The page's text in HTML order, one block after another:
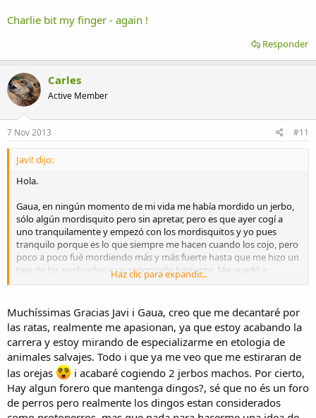
Charlie bit my finger - again !
Responder
Carles
Active Member
7 Nov 2013 #11
Javi! dijo:
Hola.
Gaua, en ningún momento de mi vida me había mordido un jerbo,
sólo algún mordisquito pero sin apretar, pero es que ayer cogí a
uno tranquilamente y empezó con los mordisquitos y yo pues
tranquilo porque es lo que siempre me hacen cuando los cojo, pero
poco a poco fué mordiendo más y más fuerte hasta que me hizo un
tajo de los profundos y yo sangrando bastante. Me quedé a
cuadros porque el bicho estaba tan tranquilo por mis manos y no
vino a la cabeza al momento
Charlie bit my finger - again !
Haz clic para expandir...
Muchíssimas Gracias Javi i Gaua, creo que me decantaré por
las ratas, realmente me apasionan, ya que estoy acabando la
carrera y estoy mirando de especializarme en etologia de
animales salvajes. Todo i que ya me veo que me estiraran de
las orejas
i acabaré cogiendo 2 jerbos machos. Por cierto,
Hay algun forero que mantenga dingos?, sé que no és un foro
de perros pero realmente los dingos estan considerados